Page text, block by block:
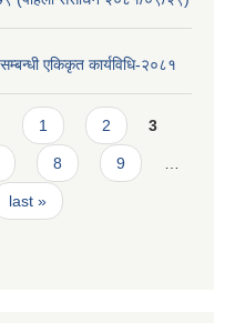
एकिकृत कार्यविधि-२०८१
1 2 3
8 9
last »